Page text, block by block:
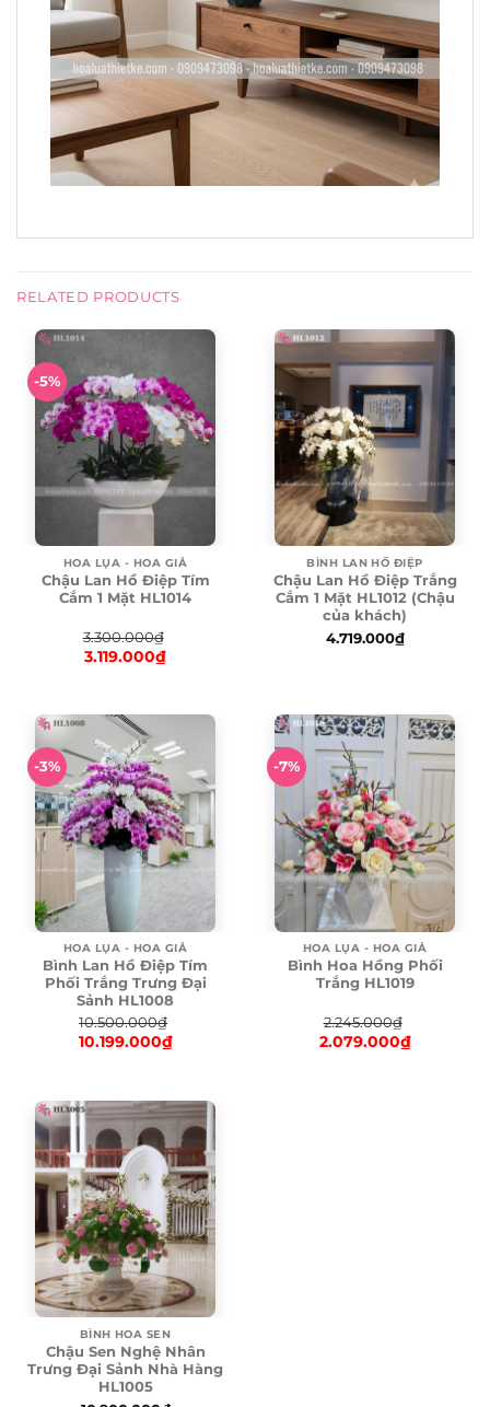
RELATED PRODUCTS
-5%
HOA LỤA - HOA GIẢ
Chậu Lan Hồ Điệp Tím
Cắm 1 Mặt HL1014
3.300.000₫
Original
3.300.000₫.
3.119.000₫
is:
3.119.000₫.
BÌNH LAN HỒ ĐIỆP
Chậu Lan Hồ Điệp Trắng
Cắm 1 Mặt HL1012 (Chậu
của khách)
4.719.000₫
-3%
HOA LỤA - HOA GIẢ
Bình Lan Hồ Điệp Tím
Phối Trắng Trưng Đại
Sảnh HL1008
10.500.000₫
Original
10.500.000₫.
10.199.000₫
is:
10.199.000₫.
-7%
HOA LỤA - HOA GIẢ
Bình Hoa Hồng Phối
Trắng HL1019
2.245.000₫
Original
2.079.000₫
BÌNH HOA SEN
Chậu Sen Nghệ Nhân
Trưng Đại Sảnh Nhà Hàng
HL1005